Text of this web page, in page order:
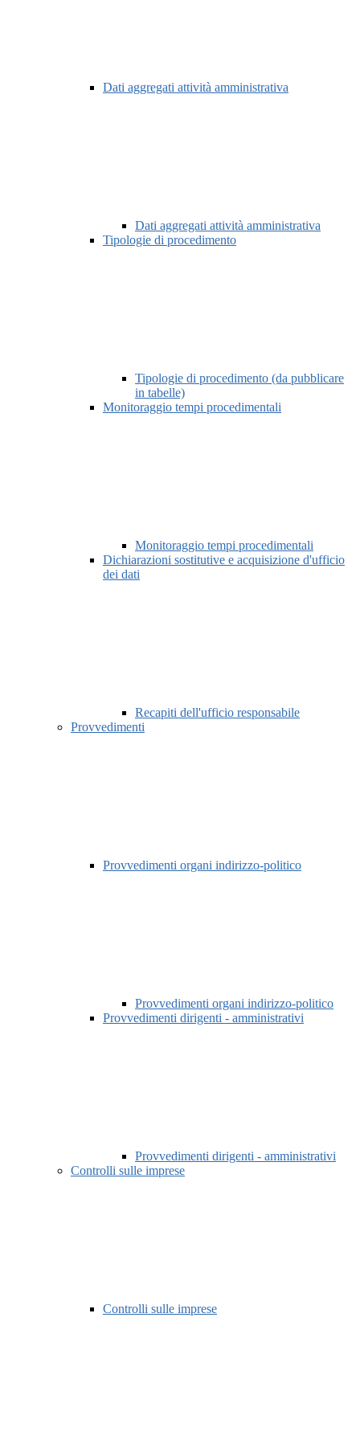
Dati aggregati attività amministrativa
Dati aggregati attività amministrativa
Tipologie di procedimento
Tipologie di procedimento (da pubblicare
in tabelle)
Monitoraggio tempi procedimentali
Monitoraggio tempi procedimentali
Dichiarazioni sostitutive e acquisizione d'ufficio
dei dati
Recapiti dell'ufficio responsabile
Provvedimenti
Provvedimenti organi indirizzo-politico
Provvedimenti organi indirizzo-politico
Provvedimenti dirigenti - amministrativi
Provvedimenti dirigenti - amministrativi
Controlli sulle imprese
Controlli sulle imprese